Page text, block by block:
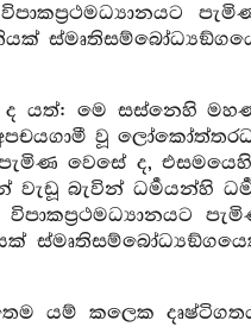
ද යත්: මෙ සස්නෙහි
වූ
වෙසේ ද,
බැවින් ධර්‍මයන්හි
යම් කලෙක